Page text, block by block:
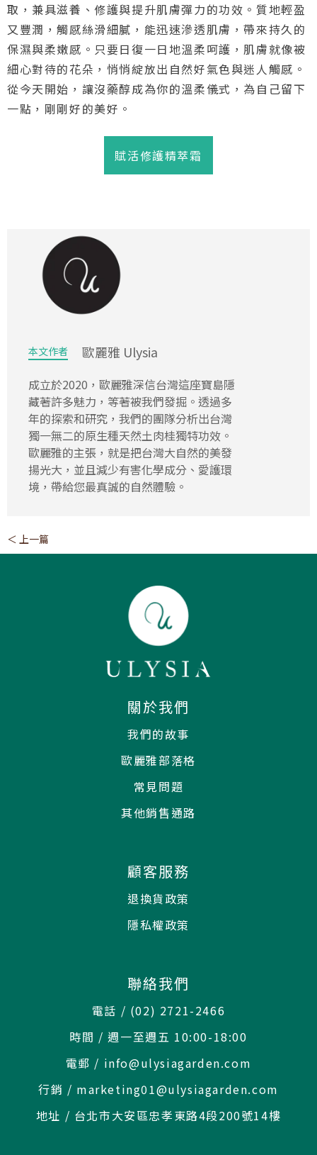
取，兼具滋養、修護與提升肌膚彈力的功效。質地輕盈
又豐潤，觸感絲滑細膩，能迅速滲透肌膚，帶來持久的
保濕與柔嫩感。只要日復一日地溫柔呵護，肌膚就像被
細心對待的花朵，悄悄綻放出自然好氣色與迷人觸感。
從今天開始，讓沒藥醇成為你的溫柔儀式，為自己留下
一點，剛剛好的美好。
賦活修護精萃霜
本文作者 歐麗雅 Ulysia
成立於2020，歐麗雅深信台灣這座寶島隱
藏著許多魅力，等著被我們發掘。透過多
年的探索和研究，我們的團隊分析出台灣
獨一無二的原生種天然土肉桂獨特功效。
歐麗雅的主張，就是把台灣大自然的美發
揚光大，並且減少有害化學成分、愛護環
境，帶給您最真誠的自然體驗。
＜ 上一篇
關於我們
我們的故事
歐麗雅部落格
常見問題
其他銷售通路
顧客服務
退換貨政策
隱私權政策
聯絡我們
電話 / (02) 2721-2466
時間 / 週一至週五 10:00-18:00
電郵 / info@ulysiagarden.com
行銷 / marketing01@ulysiagarden.com
地址 / 台北市大安區忠孝東路4段200號14樓